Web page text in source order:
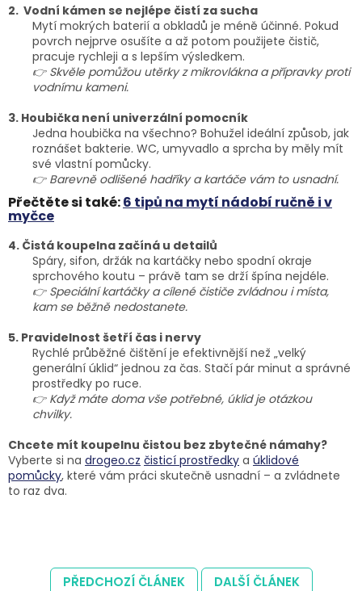
2. Vodní kámen se nejlépe čistí za sucha
Mytí mokrých baterií a obkladů je méně účinné. Pokud
povrch nejprve osušíte a až potom použijete čistič,
pracuje rychleji a s lepším výsledkem.
👉 Skvěle pomůžou utěrky z mikrovlákna a přípravky proti
vodnímu kameni.
3. Houbička není univerzální pomocník
Jedna houbička na všechno? Bohužel ideální způsob, jak
roznášet bakterie. WC, umyvadlo a sprcha by měly mít
své vlastní pomůcky.
👉 Barevně odlišené hadříky a kartáče vám to usnadní.
Přečtěte si také:6 tipů na mytí nádobí ručně i v
myčce
4. Čistá koupelna začíná u detailů
Spáry, sifon, držák na kartáčky nebo spodní okraje
sprchového koutu – právě tam se drží špína nejdéle.
👉 Speciální kartáčky a cílené čističe zvládnou i místa,
kam se běžně nedostanete.
5. Pravidelnost šetří čas i nervy
Rychlé průběžné čištění je efektivnější než „velký
generální úklid“ jednou za čas. Stačí pár minut a správné
prostředky po ruce.
👉 Když máte doma vše potřebné, úklid je otázkou
chvilky.
Chcete mít koupelnu čistou bez zbytečné námahy?
Vyberte si na drogeo.cz čisticí prostředky a úklidové
pomůcky, které vám práci skutečně usnadní – a zvládnete
to raz dva.
PŘEDCHOZÍ ČLÁNEK DALŠÍ ČLÁNEK